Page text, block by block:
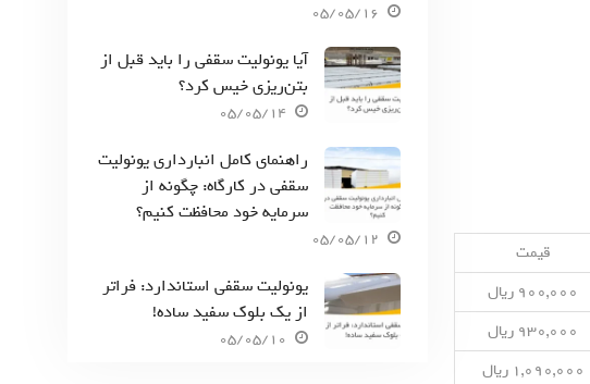
قیمت
۹۰۰,۰۰۰ ریال
۹۳۰,۰۰۰ ریال
۱,۰۹۰,۰۰۰ ریال
05/05/16
آیا یونولیت سقفی را باید قبل از
بتن‌ریزی خیس کرد؟
05/05/14
راهنمای کامل انبارداری یونولیت
سقفی در کارگاه: چگونه از
سرمایه خود محافظت کنیم؟
05/05/12
یونولیت سقفی استاندارد: فراتر
از یک بلوک سفید ساده!
05/05/10